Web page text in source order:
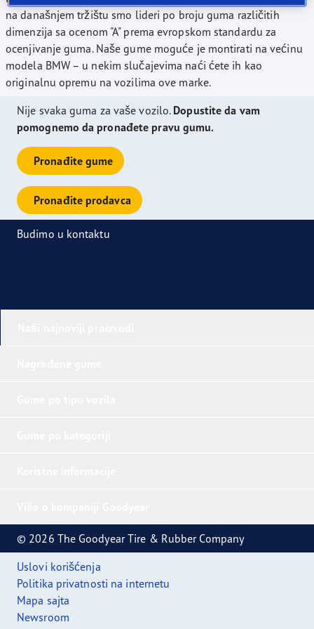
na današnjem tržištu smo lideri po broju guma različitih
dimenzija sa ocenom "A" prema evropskom standardu za
ocenjivanje guma. Naše gume moguće je montirati na većinu
modela BMW – u nekim slučajevima naći ćete ih kao
originalnu opremu na vozilima ove marke.
Nije svaka guma za vaše vozilo. Dopustite da vam
pomognemo da pronađete pravu gumu.
Pronađite gume
Pronađite prodavca
Budimo u kontaktu
© 2026 The Goodyear Tire & Rubber Company
Uslovi korišćenja
Politika privatnosti na internetu
Mapa sajta
Newsroom